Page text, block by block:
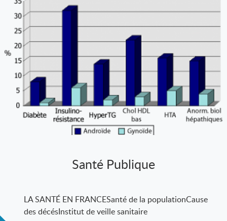
Santé Publique
LA SANTÉ EN FRANCESanté de la populationCause
des décésInstitut de veille sanitaire